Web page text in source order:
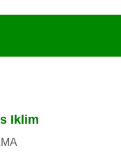
Iklim